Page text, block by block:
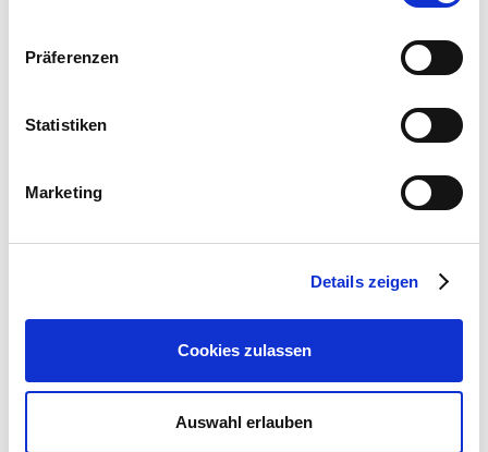
Präferenzen
Statistiken
Marketing
Details zeigen
Cookies zulassen
Auswahl erlauben
Osa 25
Osa 27
Osa 29
Osa 34